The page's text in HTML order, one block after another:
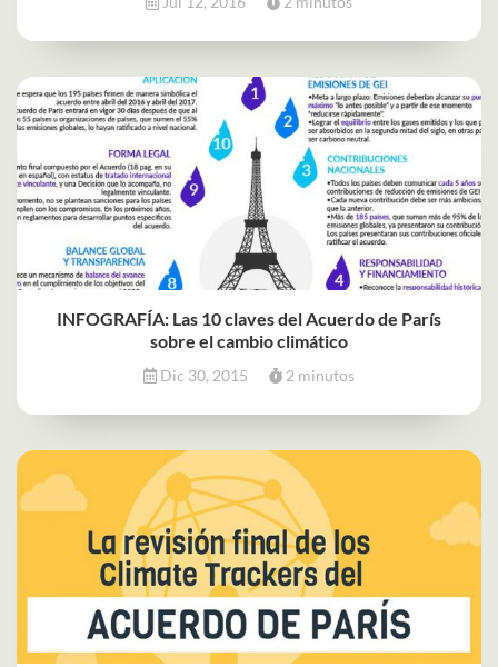
INFOGRAFÍA: Las 10 claves del Acuerdo de París
sobre el cambio climático
Dic 30, 2015 2 minutos